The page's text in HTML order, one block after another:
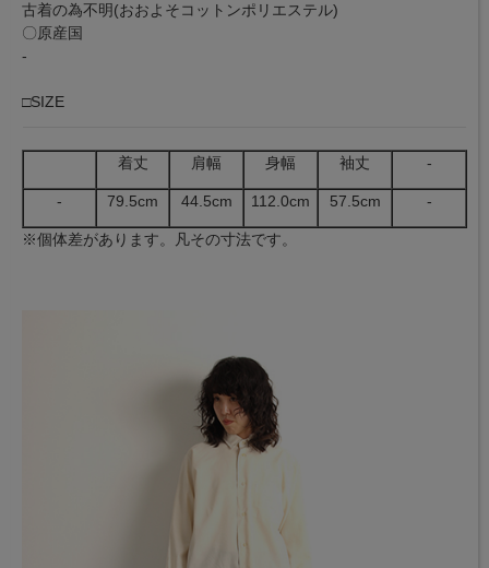
古着の為不明(おおよそコットンポリエステル)
〇原産国
-
□SIZE
着丈 肩幅 身幅 袖丈 -
- 79.5cm 44.5cm 112.0cm 57.5cm -
※個体差があります。凡その寸法です。